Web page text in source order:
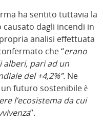
ha sentito tuttavia la
dagli incendi in
analisi effettuata
che “erano
alberi, pari ad un
del +4,2%”. Ne
futuro sostenibile è
l’ecosistema da cui
”.